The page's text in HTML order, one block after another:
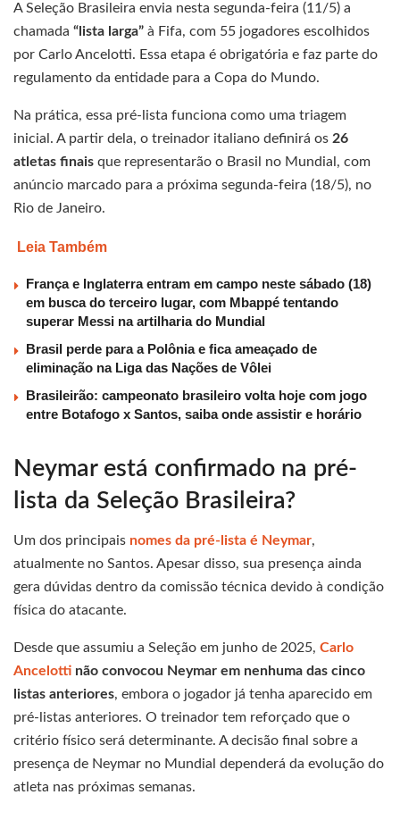
A Seleção Brasileira envia nesta segunda-feira (11/5) a
chamada “lista larga” à Fifa, com 55 jogadores escolhidos
por Carlo Ancelotti. Essa etapa é obrigatória e faz parte do
regulamento da entidade para a Copa do Mundo.
Na prática, essa pré-lista funciona como uma triagem
inicial. A partir dela, o treinador italiano definirá os 26
atletas finais que representarão o Brasil no Mundial, com
anúncio marcado para a próxima segunda-feira (18/5), no
Rio de Janeiro.
Leia Também
França e Inglaterra entram em campo neste sábado (18)
em busca do terceiro lugar, com Mbappé tentando
superar Messi na artilharia do Mundial
Brasil perde para a Polônia e fica ameaçado de
eliminação na Liga das Nações de Vôlei
Brasileirão: campeonato brasileiro volta hoje com jogo
entre Botafogo x Santos, saiba onde assistir e horário
Neymar está confirmado na pré-
lista da Seleção Brasileira?
Um dos principais nomes da pré-lista é Neymar,
atualmente no Santos. Apesar disso, sua presença ainda
gera dúvidas dentro da comissão técnica devido à condição
física do atacante.
Desde que assumiu a Seleção em junho de 2025, Carlo
Ancelotti não convocou Neymar em nenhuma das cinco
listas anteriores, embora o jogador já tenha aparecido em
pré-listas anteriores. O treinador tem reforçado que o
critério físico será determinante. A decisão final sobre a
presença de Neymar no Mundial dependerá da evolução do
atleta nas próximas semanas.